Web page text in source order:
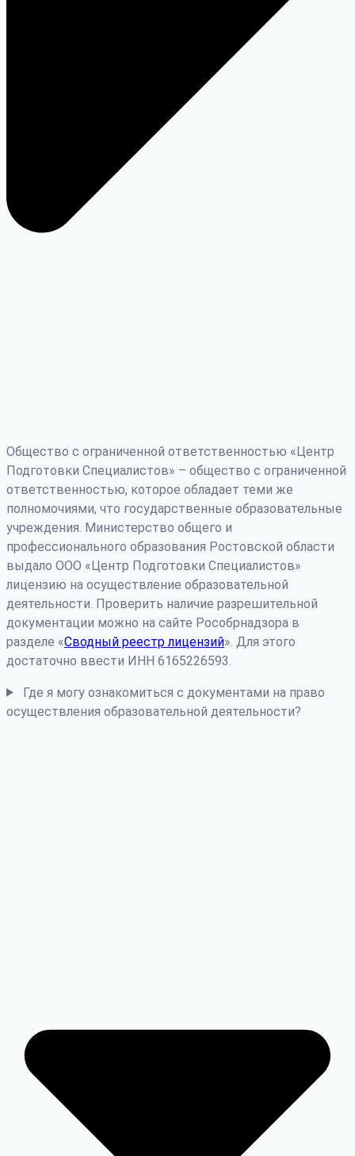
Общество с ограниченной ответственностью «Центр
Подготовки Специалистов» – общество с ограниченной
ответственностью, которое обладает теми же
полномочиями, что государственные образовательные
учреждения. Министерство общего и
профессионального образования Ростовской области
выдало ООО «Центр Подготовки Специалистов»
лицензию на осуществление образовательной
деятельности. Проверить наличие разрешительной
документации можно на сайте Рособрнадзора в
разделе «Сводный реестр лицензий». Для этого
достаточно ввести ИНН 6165226593.
Где я могу ознакомиться с документами на право
осуществления образовательной деятельности?